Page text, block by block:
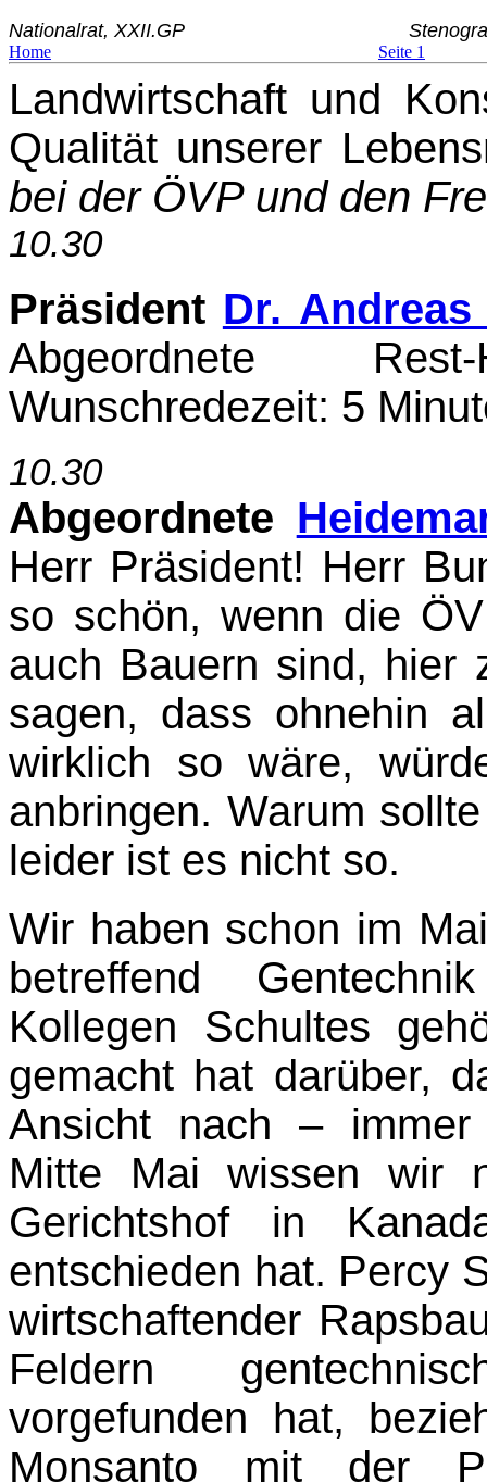
Nationalrat, XXII.GP
Home Seite 1
Landwirtschaft und
Qualität unserer
bei der ÖVP und den
10.30
Präsident Dr.
Abgeordnete
Wunschredezeit: 5
10.30
Abgeordnete
Herr Präsident! Herr
so schön, wenn die
auch Bauern sind, hier
sagen, dass ohnehin
wirklich so wäre,
anbringen. Warum
leider ist es nicht so.
Wir haben schon im
betreffend
Kollegen Schultes
gemacht hat darüber,
Ansicht nach – immer
Mitte Mai wissen wir
Gerichtshof in
entschieden hat. Percy
wirtschaf­tender
Feldern
vorgefunden hat,
Monsanto mit der